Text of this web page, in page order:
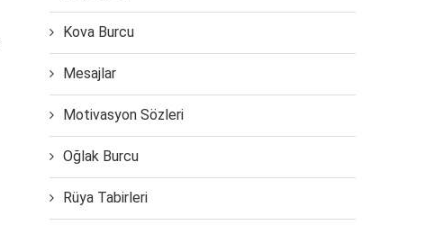
Kova Burcu
Mesajlar
Motivasyon Sözleri
Oğlak Burcu
Rüya Tabirleri